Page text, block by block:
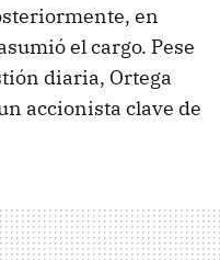
en
el cargo. Pese
diaria, Ortega
accionista clave de